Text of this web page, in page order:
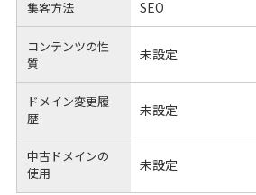
集客方法 SEO
コンテンツの性
質
未設定
ドメイン変更履
歴
未設定
中古ドメインの
使用
未設定